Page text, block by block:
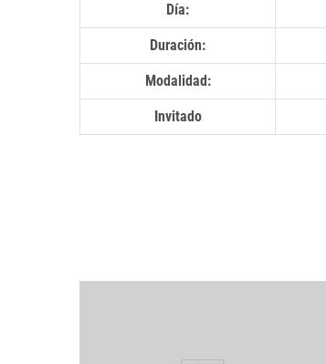
Día:
Duración:
Modalidad:
Invitado